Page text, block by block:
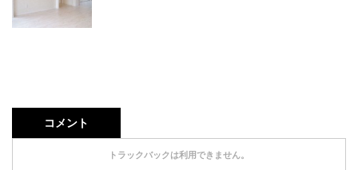
コメント
トラックバックは利用できません。